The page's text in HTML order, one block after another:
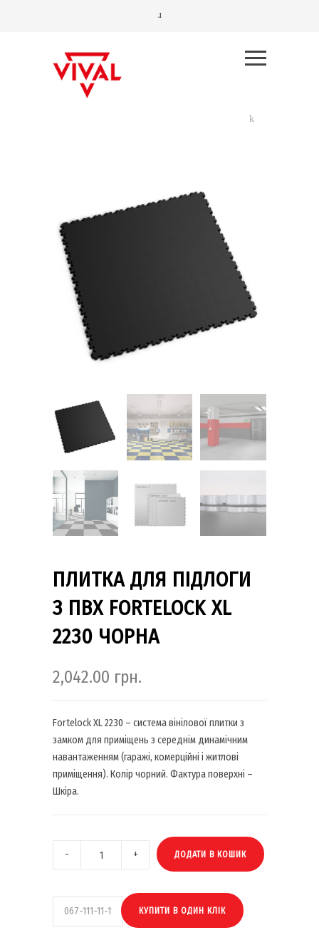
ПЛИТКА ДЛЯ ПІДЛОГИ
З ПВХ FORTELOCK XL
2230 ЧОРНА
2,042.00 грн.
Fortelock XL 2230 – система вінілової плитки з
замком для приміщень з середнім динамічним
навантаженням (гаражі, комерційні і житлові
приміщення). Колір чорний. Фактура поверхні –
Шкіра.
ДОДАТИ В КОШИК